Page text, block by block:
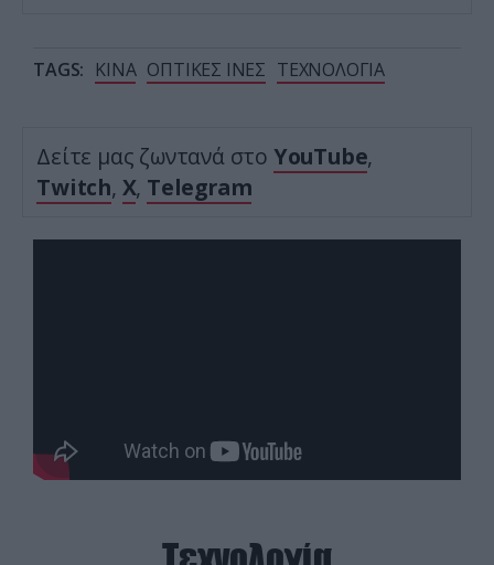
TAGS: ΚΙΝΑ ΟΠΤΙΚΕΣ ΙΝΕΣ ΤΕΧΝΟΛΟΓΙΑ
Δείτε μας ζωντανά στο YouTube,
Twitch, X, Telegram